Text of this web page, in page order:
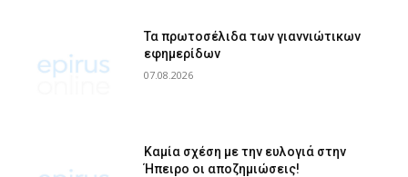
Τα πρωτοσέλιδα των γιαννιώτικων
εφημερίδων
07.08.2026
Καμία σχέση με την ευλογιά στην
Ήπειρο οι αποζημιώσεις!